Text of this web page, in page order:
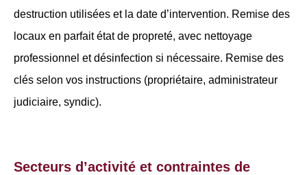
destruction utilisées et la date d’intervention. Remise des
locaux en parfait état de propreté, avec nettoyage
professionnel et désinfection si nécessaire. Remise des
clés selon vos instructions (propriétaire, administrateur
judiciaire, syndic).
Secteurs d’activité et contraintes de